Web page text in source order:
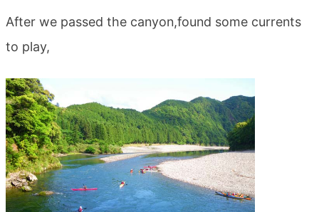
After we passed the canyon,found some currents
to play,